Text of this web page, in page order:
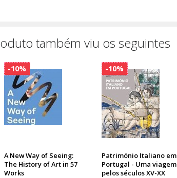
também viu os seguintes
A New Way of Seeing:
The History of Art in 57
Works
-10%
Património Italiano em
Portugal - Uma viagem
pelos séculos XV-XX
-10%